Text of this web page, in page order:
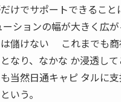
けでサポートできるこ
ションの幅が大きく広が
儲けない これまでも商
なり、なかな か浸透して
当然日通キャピ タルに
いう。